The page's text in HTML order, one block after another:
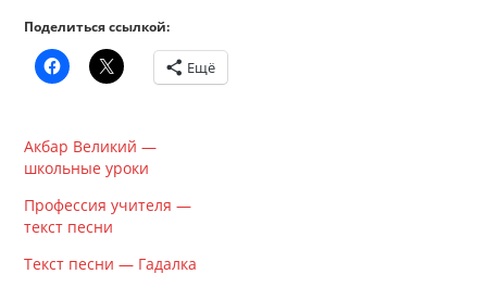
Поделиться ссылкой:
Ещё
Акбар Великий —
школьные уроки
Профессия учителя —
текст песни
Текст песни — Гадалка